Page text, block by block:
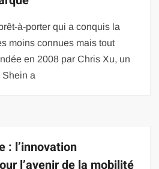
à-porter qui a conquis la
moins connues mais tout
en 2008 par Chris Xu, un
Shein a
: l’innovation
l’avenir de la mobilité